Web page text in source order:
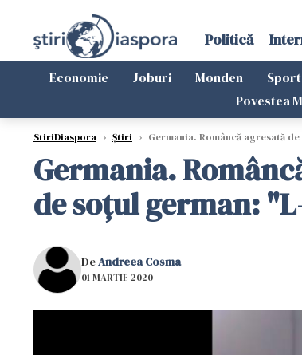
Politică
Economie Joburi Monden Sport
Povestea
StiriDiaspora › Știri › Germania. Româncă agresată
Germania.
de soţul german:
DeAndreea Cosma
01 MARTIE 2020